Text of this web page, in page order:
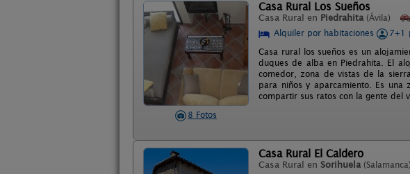
8 Fotos
Casa Rural Los Sueños
Casa Rural en Piedrahita (Ávila)
Alquiler por habitaciones
7+1
Casa rural los sueños es un
duques de alba en Piedrahita. El
comedor, zona de vistas de la
para niños y aparcamiento. Es
compartir sus ratos con la gente del
Casa Rural El Caldero
Casa Rural en Sorihuela (Salamanca)